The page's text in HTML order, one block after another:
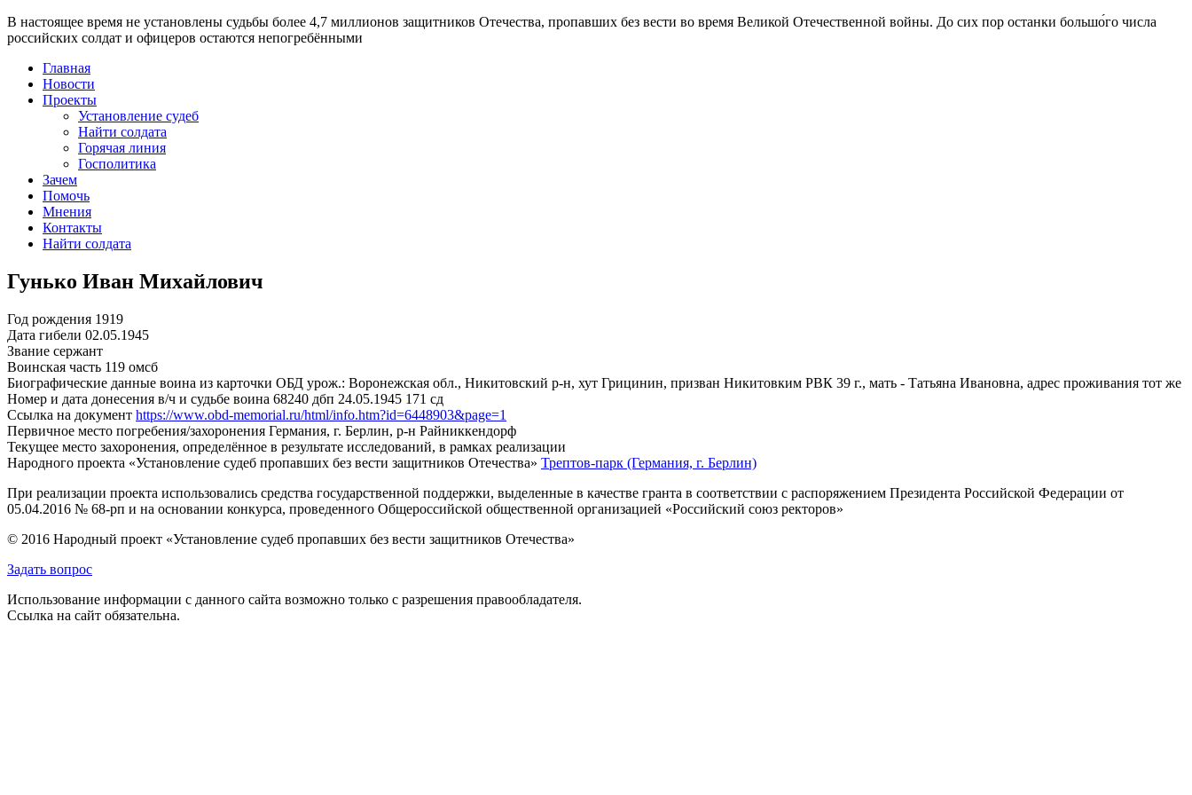
В настоящее время не установлены судьбы более 4,7 миллионов защитников Отечества, пропавших без вести во время Великой Отечественной войны. До сих пор останки большо́го числа
российских солдат и офицеров остаются непогребёнными
Главная
Новости
Проекты
Установление судеб
Найти солдата
Горячая линия
Госполитика
Зачем
Помочь
Мнения
Контакты
Найти солдата
Гунько Иван Михайлович
Год рождения 1919
Дата гибели 02.05.1945
Звание сержант
Воинская часть 119 омсб
Биографические данные воина из карточки ОБД урож.: Воронежская обл., Никитовский р-н, хут Грицинин, призван Никитовким РВК 39 г., мать - Татьяна Ивановна, адрес проживания тот же
Номер и дата донесения в/ч и судьбе воина 68240 дбп 24.05.1945 171 сд
Ссылка на документ https://www.obd-memorial.ru/html/info.htm?id=6448903&page=1
Первичное место погребения/захоронения Германия, г. Берлин, р-н Райниккендорф
Текущее место захоронения, определённое в результате исследований, в рамках реализации
Народного проекта «Установление судеб пропавших без вести защитников Отечества» Трептов-парк (Германия, г. Берлин)
При реализации проекта использовались средства государственной поддержки, выделенные в качестве гранта в соответствии с распоряжением Президента Российской Федерации от
05.04.2016 № 68-рп и на основании конкурса, проведенного Общероссийской общественной организацией «Российский союз ректоров»
© 2016 Народный проект «Установление судеб пропавших без вести защитников Отечества»
Задать вопрос
Использование информации с данного сайта возможно только с разрешения правообладателя.
Ссылка на сайт обязательна.